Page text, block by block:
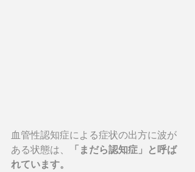
血管性認知症による症状の出方に波が
ある状態は、
「まだら認知症」と呼ば
れています。